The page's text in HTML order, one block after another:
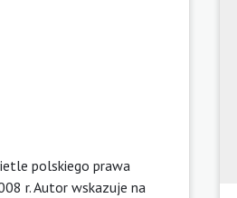
polskiego prawa
r. Autor wskazuje na